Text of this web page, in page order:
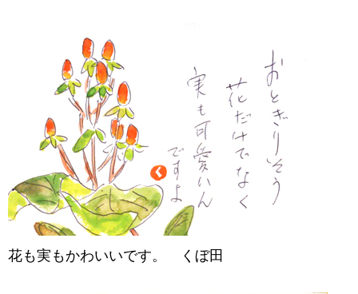
花も実もかわいいです。 くぼ田